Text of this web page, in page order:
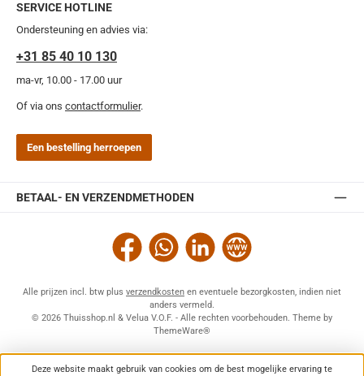
SERVICE HOTLINE
Ondersteuning en advies via:
+31 85 40 10 130
ma-vr, 10.00 - 17.00 uur
Of via ons contactformulier.
Een bestelling herroepen
BETAAL- EN VERZENDMETHODEN
Facebook WhatsAppLinkedIn Website
Alle prijzen incl. btw plus verzendkosten en eventuele bezorgkosten, indien niet
anders vermeld.
© 2026 Thuisshop.nl & Velua V.O.F. - Alle rechten voorbehouden. Theme by
ThemeWare®
Deze website maakt gebruik van cookies om de best mogelijke ervaring te